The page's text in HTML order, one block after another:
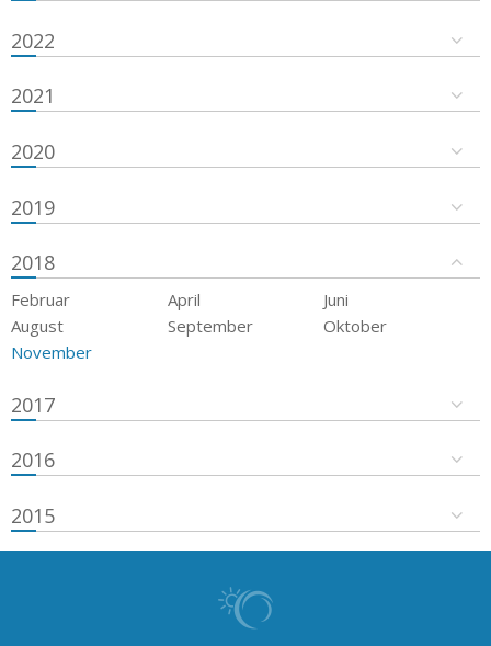
2022
2021
2020
2019
2018
Februar April
Juni
August
September
Oktober
November
2017
2016
2015